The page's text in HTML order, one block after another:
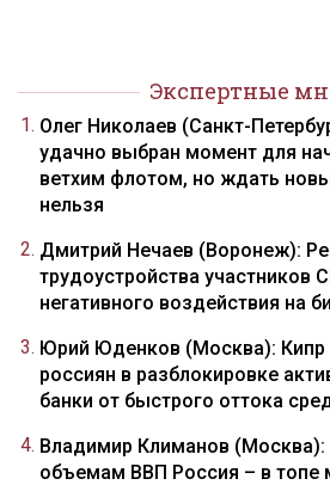
Экспертные
Олег Николаев (Санкт-
удачно выбран момент для
ветхим флотом, но ждать
нельзя
Дмитрий Нечаев (Воронеж):
трудоустройства участников
негативного воздействия на
Юрий Юденков (Москва): Кипр
россиян в разблокировке
банки от быстрого оттока
Владимир Климанов
объемам ВВП Россия – в топе